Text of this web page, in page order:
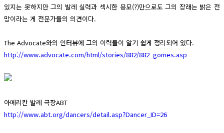
있지는 못하지만 그의 발레 실력과 섹시한 용모(?)만으로도 그의 장래는 밝은 전
망이라는 게 전문가들의 의견이다.
The Advocate와의 인터뷰에 그의 이력들이 알기 쉽게 정리되어 있다.
http://www.advocate.com/html/stories/882/882_gomes.asp
아메리칸 발레 극장ABT
http://www.abt.org/dancers/detail.asp?Dancer_ID=26